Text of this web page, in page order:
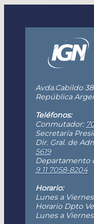
Avda.Cabildo
República
Teléfonos:
Conmutador:
Secretaría
Dir. Gral. de
5619
Departamento
9 11 7058-8204
Horario:
Lunes a
Horario Dpto
Lunes a